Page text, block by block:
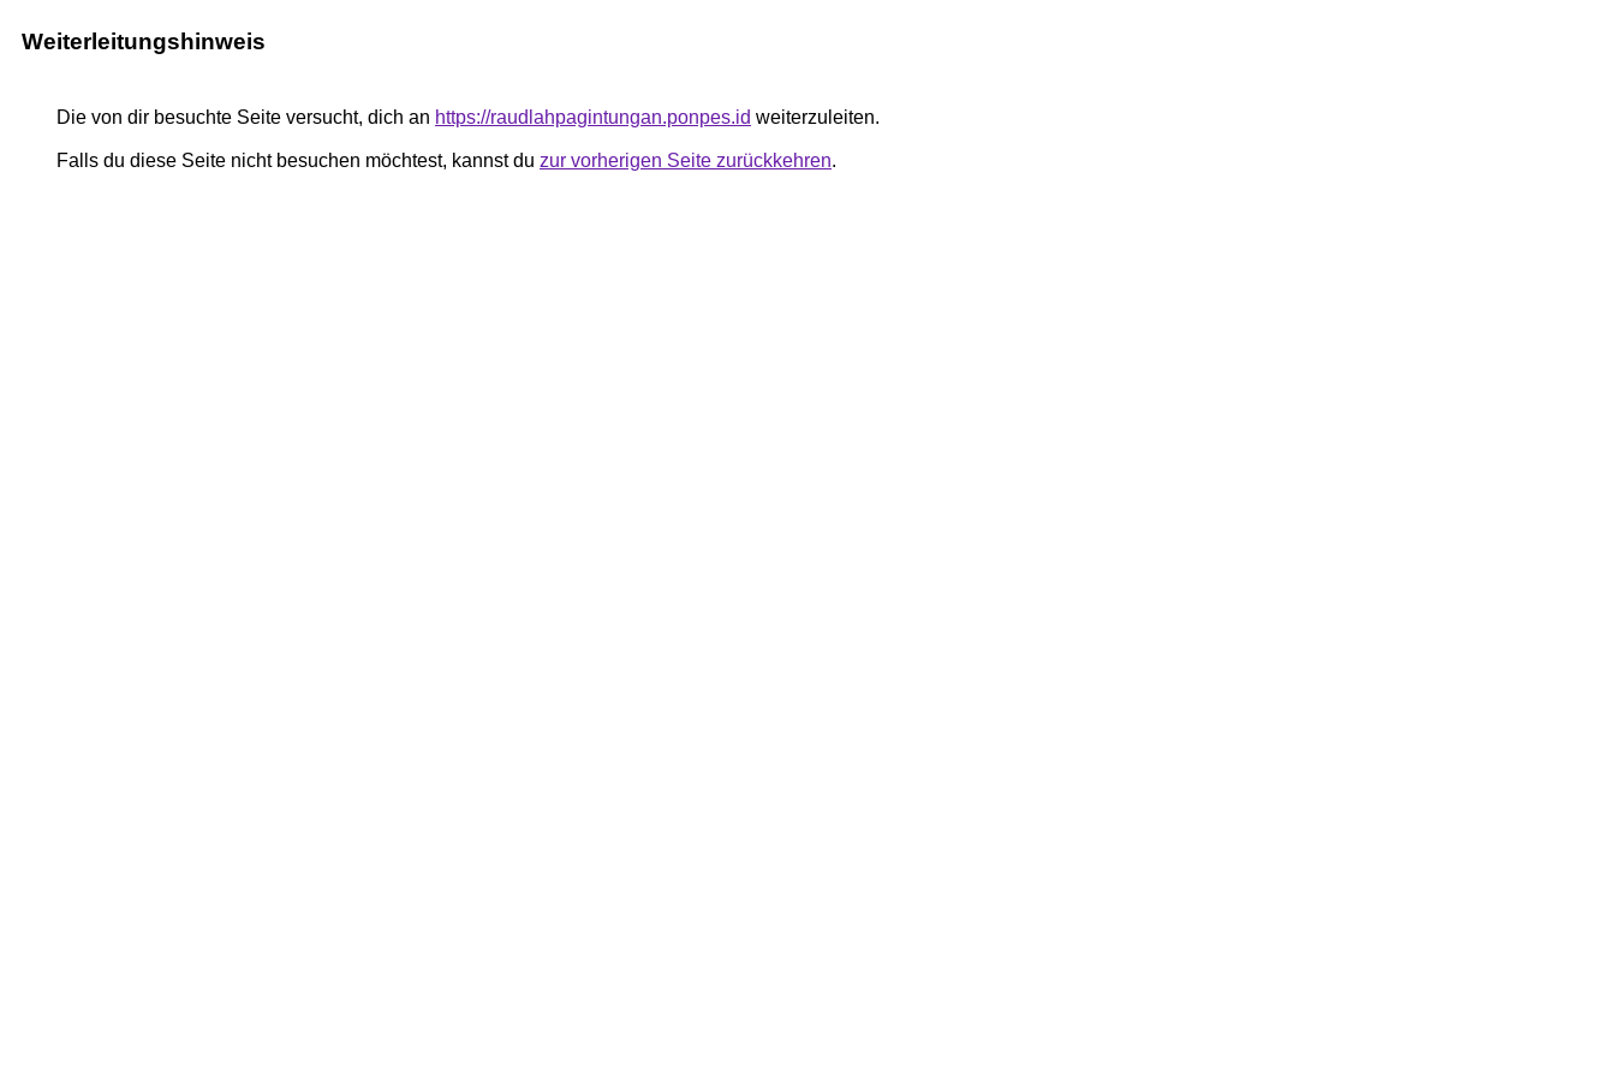
Weiterleitungshinweis
Die von dir besuchte Seite versucht, dich an https://raudlahpagintungan.ponpes.id weiterzuleiten.
Falls du diese Seite nicht besuchen möchtest, kannst du zur vorherigen Seite zurückkehren.